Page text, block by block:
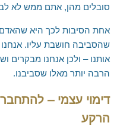
באר שבע
אילת והערבה
השומרון
סובלים מהן, אתם ממש לא
אחת הסיבות לכך היא שהאדם
שהסביבה חושבת עליו. אנחנו
אותנו – ולכן אנחנו מבקרים
הרבה יותר מאלו שסביבנו.
דימוי עצמי –
הרקע